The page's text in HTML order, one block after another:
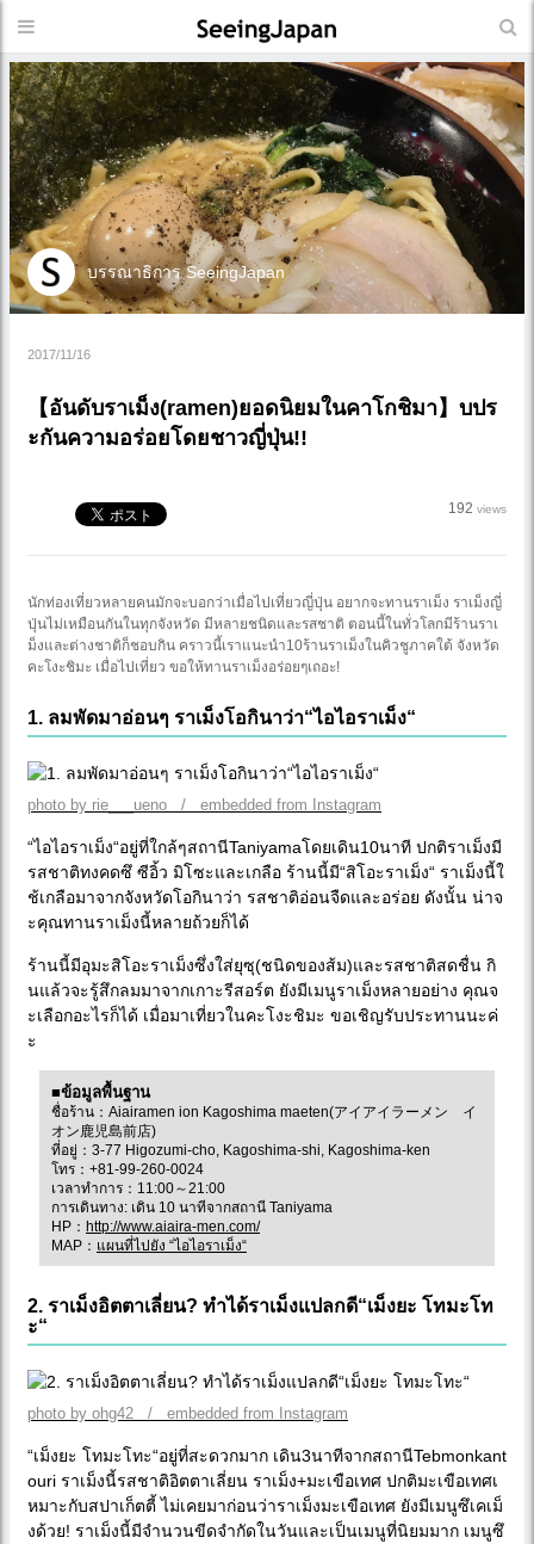
บรรณาธิการ SeeingJapan
2017/11/16
【อันดับราเม็ง(ramen)ยอดนิยมในคาโกชิมา】บปร
ะกันความอร่อยโดยชาวญี่ปุ่น!!
192 views
นักท่องเที่ยวหลายคนมักจะบอกว่าเมื่อไปเที่ยวญี่ปุ่น อยากจะทานราเม็ง ราเม็งญี่
ปุ่นไม่เหมือนกันในทุกจังหวัด มีหลายชนิดและรสชาติ ตอนนี้ในทั่วโลกมีร้านราเ
ม็งและต่างชาติก็ชอบกิน คราวนี้เราแนะนำ10ร้านราเม็งในคิวชูภาคใต้ จังหวัด
คะโงะชิมะ เมื่อไปเที่ยว ขอให้ทานราเม็งอร่อยๆเถอะ!
1. ลมพัดมาอ่อนๆ ราเม็งโอกินาว่า“ไอไอราเม็ง“
photo by rie___ueno / embedded from Instagram
“ไอไอราเม็ง“อยู่ที่ใกล้ๆสถานีTaniyamaโดยเดิน10นาที ปกติราเม็งมี
รสชาติทงคดซึ ซีอิ้ว มิโซะและเกลือ ร้านนี้มี“สิโอะราเม็ง“ ราเม็งนี้ใ
ช้เกลือมาจากจังหวัดโอกินาว่า รสชาติอ่อนจืดและอร่อย ดังนั้น น่าจ
ะคุณทานราเม็งนี้หลายถ้วยก็ได้
ร้านนี้มีอุมะสิโอะราเม็งซึ่งใส่ยุซุ(ชนิดของส้ม)และรสชาติสดชื่น กิ
นแล้วจะรู้สึกลมมาจากเกาะรีสอร์ต ยังมีเมนูราเม็งหลายอย่าง คุณจ
ะเลือกอะไรก็ได้ เมื่อมาเที่ยวในคะโงะชิมะ ขอเชิญรับประทานนะค่
ะ
■ข้อมูลพื้นฐาน
ชื่อร้าน：Aiairamen ion Kagoshima maeten(アイアイラーメン イ
オン鹿児島前店)
ที่อยู่：3-77 Higozumi-cho, Kagoshima-shi, Kagoshima-ken
โทร：+81-99-260-0024
เวลาทำการ：11:00～21:00
การเดินทาง: เดิน 10 นาทีจากสถานี Taniyama
HP： http://www.aiaira-men.com/
MAP： แผนที่ไปยัง “ไอไอราเม็ง“
2. ราเม็งอิตตาเลี่ยน? ทำได้ราเม็งแปลกดี“เม็งยะ โทมะโท
ะ“
photo by ohg42 / embedded from Instagram
“เม็งยะ โทมะโทะ“อยู่ที่สะดวกมาก เดิน3นาทีจากสถานีTebmonkant
ouri ราเม็งนี้รสชาติอิตตาเลี่ยน ราเม็ง+มะเขือเทศ ปกติมะเขือเทศเ
หมาะกับสปาเก็ตตี้ ไม่เคยมาก่อนว่าราเม็งมะเขือเทศ ยังมีเมนูซึเคเม็
งด้วย! ราเม็งนี้มีจำนวนขีดจำกัดในวันและเป็นเมนูที่นิยมมาก เมนูซึ